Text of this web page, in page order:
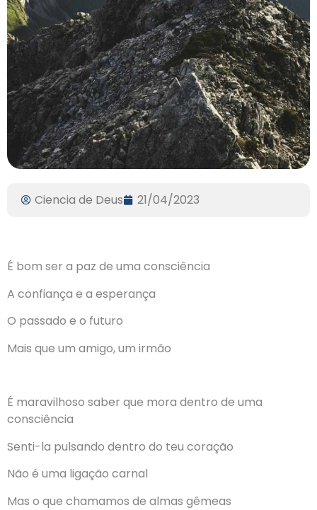
Ciencia de Deus 21/04/2023
É bom ser a paz de uma consciência
A confiança e a esperança
O passado e o futuro
Mais que um amigo, um irmão
É maravilhoso saber que mora dentro de uma
consciência
Senti-la pulsando dentro do teu coração
Não é uma ligação carnal
Mas o que chamamos de almas gêmeas